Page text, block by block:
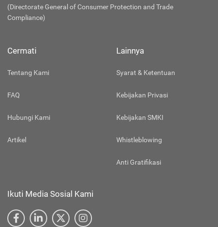
(Directorate General of Consumer Protection and Trade
Compliance)
Cermati
Tentang Kami
FAQ
Hubungi Kami
Artikel
Lainnya
Syarat & Ketentuan
Kebijakan Privasi
Kebijakan SMKI
Whistleblowing
Anti Gratifikasi
Ikuti Media Sosial Kami